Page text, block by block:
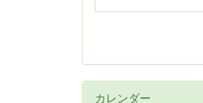
カレンダー